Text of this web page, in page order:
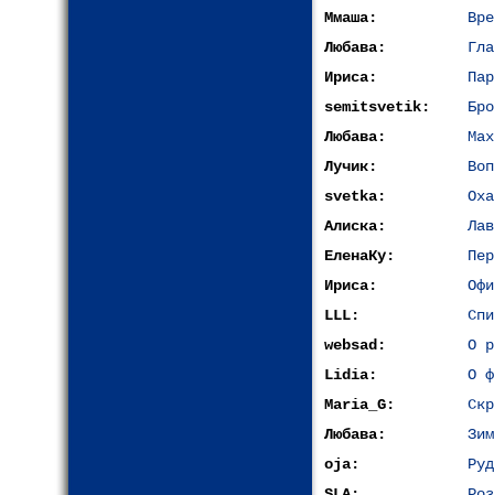
Ммаша:
Любава:
Ириса:
semitsvetik:
Любава:
Лучик:
svetka:
Алиска:
ЕленаКу:
Ириса:
LLL:
websad:
О
Lidia:
О
Maria_G:
Любава:
oja: